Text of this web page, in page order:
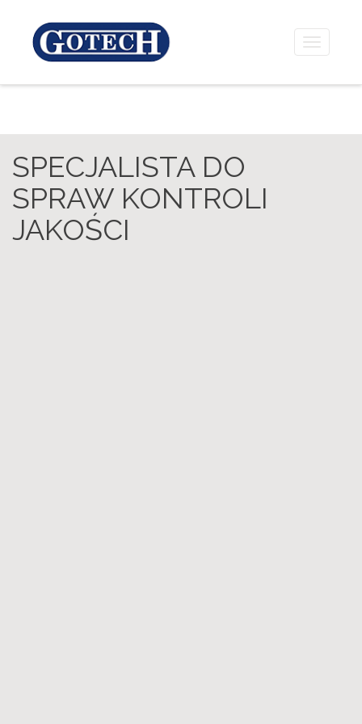
Toggle
SPECJALISTA DO
SPRAW KONTROLI
JAKOŚCI